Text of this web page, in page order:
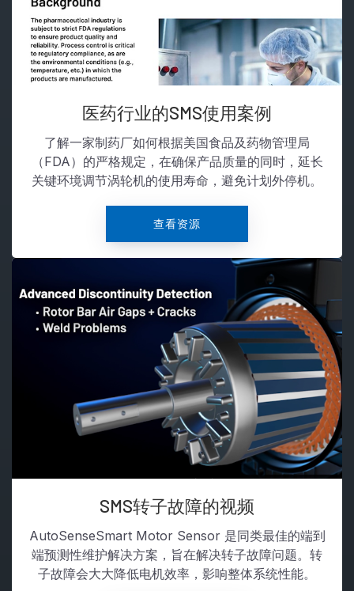
医药行业的SMS使用案例
了解一家制药厂如何根据美国食品及药物管理局
（FDA）的严格规定，在确保产品质量的同时，延长
关键环境调节涡轮机的使用寿命，避免计划外停机。
查看资源
SMS转子故障的视频
AutoSenseSmart Motor Sensor 是同类最佳的端到
端预测性维护解决方案，旨在解决转子故障问题。转
子故障会大大降低电机效率，影响整体系统性能。